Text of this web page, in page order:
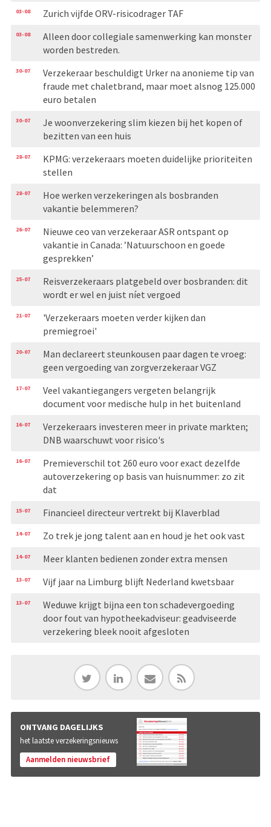
03-08 Zurich vijfde ORV-risicodrager TAF
03-08
Alleen door collegiale samenwerking kan monster
worden bestreden.
30-07
Verzekeraar beschuldigt Urker na anonieme tip van
fraude met chaletbrand, maar moet alsnog 125.000
euro betalen
30-07
Je woonverzekering slim kiezen bij het kopen of
bezitten van een huis
28-07
KPMG: verzekeraars moeten duidelijke prioriteiten
stellen
28-07
Hoe werken verzekeringen als bosbranden
vakantie belemmeren?
26-07
Nieuwe ceo van verzekeraar ASR ontspant op
vakantie in Canada: ’Natuurschoon en goede
gesprekken’
25-07
Reisverzekeraars platgebeld over bosbranden: dit
wordt er wel en juist níet vergoed
21-07
'Verzekeraars moeten verder kijken dan
premiegroei'
20-07
Man declareert steunkousen paar dagen te vroeg:
geen vergoeding van zorgverzekeraar VGZ
17-07
Veel vakantiegangers vergeten belangrijk
document voor medische hulp in het buitenland
16-07
Verzekeraars investeren meer in private markten;
DNB waarschuwt voor risico's
16-07
Premieverschil tot 260 euro voor exact dezelfde
autoverzekering op basis van huisnummer: zo zit
dat
15-07 Financieel directeur vertrekt bij Klaverblad
14-07 Zo trek je jong talent aan en houd je het ook vast
14-07 Meer klanten bedienen zonder extra mensen
13-07 Vijf jaar na Limburg blijft Nederland kwetsbaar
13-07
Weduwe krijgt bijna een ton schadevergoeding
door fout van hypotheekadviseur: geadviseerde
verzekering bleek nooit afgesloten
ONTVANG DAGELIJKS
het laatste verzekeringsnieuws
Aanmelden nieuwsbrief